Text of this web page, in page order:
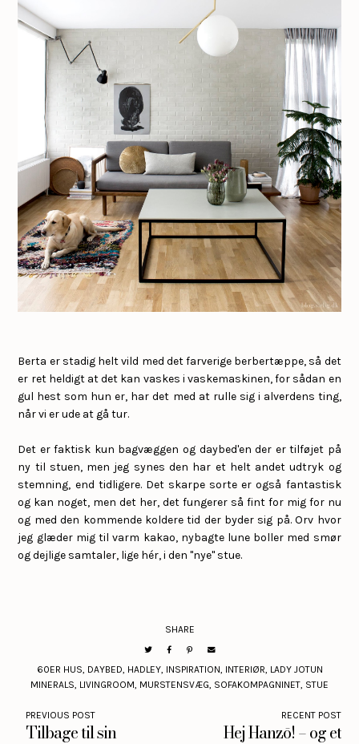
Berta er stadig helt vild med det farverige berbertæppe, så det
er ret heldigt at det kan vaskes i vaskemaskinen, for sådan en
gul hest som hun er, har det med at rulle sig i alverdens ting,
når vi er ude at gå tur.
Det er faktisk kun bagvæggen og daybed'en der er tilføjet på
ny til stuen, men jeg synes den har et helt andet udtryk og
stemning, end tidligere. Det skarpe sorte er også fantastisk
og kan noget, men det her, det fungerer så fint for mig for nu
og med den kommende koldere tid der byder sig på. Orv hvor
jeg glæder mig til varm kakao, nybagte lune boller med smør
og dejlige samtaler, lige hér, i den "nye" stue.
SHARE
60ER HUS, DAYBED, HADLEY, INSPIRATION, INTERIØR, LADY JOTUN
MINERALS, LIVINGROOM, MURSTENSVÆG, SOFAKOMPAGNINET, STUE
PREVIOUS POST
Tilbage til sin
RECENT POST
Hej Hanzō! – og et